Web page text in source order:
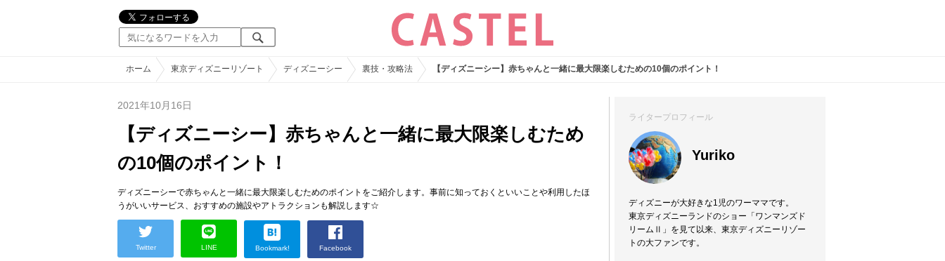
ホーム 東京ディズニーリゾート ディズニーシー 裏技・攻略法 【ディズニーシー】赤ちゃんと一緒に最大限楽しむための10個のポイント！
2021年10月16日
【ディズニーシー】赤ちゃんと一緒に最大限楽しむため
の10個のポイント！
ディズニーシーで赤ちゃんと一緒に最大限楽しむためのポイントをご紹介します。事前に知っておくといいことや利用したほ
うがいいサービス、おすすめの施設やアトラクションも解説します☆
Twitter LINE Bookmark! Facebook
ライタープロフィール
Yuriko
ディズニーが大好きな1児のワーママです。
東京ディズニーランドのショー「ワンマンズド
リームⅡ」を見て以来、東京ディズニーリゾー
トの大ファンです。